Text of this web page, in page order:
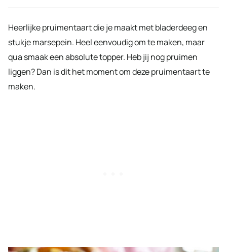
Heerlijke pruimentaart die je maakt met bladerdeeg en
stukje marsepein. Heel eenvoudig om te maken, maar
qua smaak een absolute topper. Heb jij nog pruimen
liggen? Dan is dit het moment om deze pruimentaart te
maken.